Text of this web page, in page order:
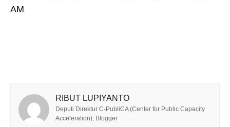
AM
RIBUT LUPIYANTO
Deputi Direktur C-PubliCA (Center for Public Capacity
Acceleration); Blogger